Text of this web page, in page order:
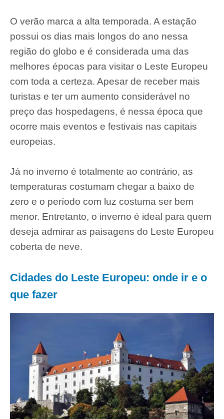
O verão marca a alta temporada. A estação
possui os dias mais longos do ano nessa
região do globo e é considerada uma das
melhores épocas para visitar o Leste Europeu
com toda a certeza. Apesar de receber mais
turistas e ter um aumento considerável no
preço das hospedagens, é nessa época que
ocorre mais eventos e festivais nas capitais
europeias.
Já no inverno é totalmente ao contrário, as
temperaturas costumam chegar a baixo de
zero e o período com luz costuma ser bem
menor. Entretanto, o inverno é ideal para quem
deseja admirar as paisagens do Leste Europeu
coberta de neve.
Cidades do Leste Europeu: onde ir e o
que fazer